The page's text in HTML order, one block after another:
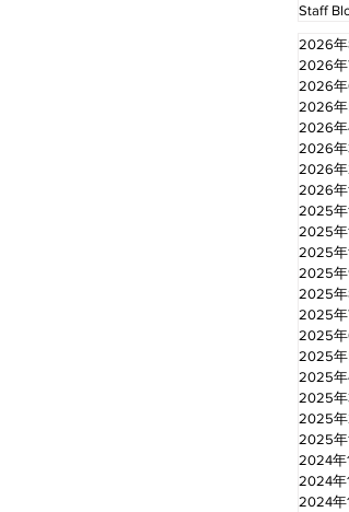
Staff
2026年
2026年
2026年
2026年
2026年
2026年
2026年
2026年
2025年
2025年
2025年
2025年
2025年
2025年
2025年
2025年
2025年
2025年
2025年
2025年
2024年
2024年
2024年